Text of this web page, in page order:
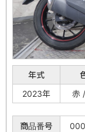
年式
2023年
赤
商品番号